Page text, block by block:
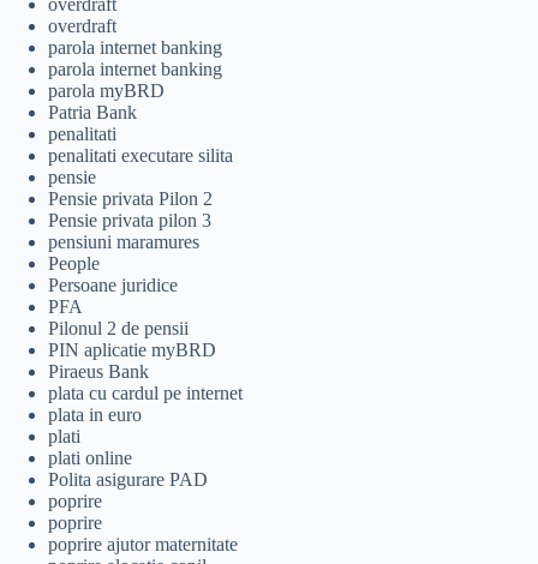
overdraft
overdraft
parola internet banking
parola internet banking
parola myBRD
Patria Bank
penalitati
penalitati executare silita
pensie
Pensie privata Pilon 2
Pensie privata pilon 3
pensiuni maramures
People
Persoane juridice
PFA
Pilonul 2 de pensii
PIN aplicatie myBRD
Piraeus Bank
plata cu cardul pe internet
plata in euro
plati
plati online
Polita asigurare PAD
poprire
poprire
poprire ajutor maternitate